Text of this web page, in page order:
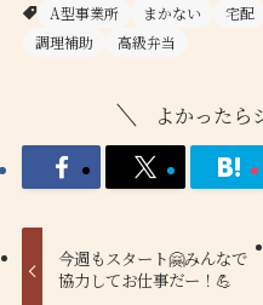
A型事業所
まかない 宅配
調理補助
高級弁当
よかったら
今週もスタート🤗みんなで
協力してお仕事だー！💪